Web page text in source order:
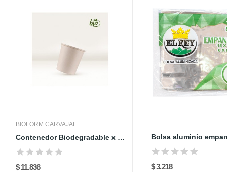
BIOFORM CARVAJAL
Contenedor Biodegradable x 25 und - BIOFORM
$ 11.836 $ 3.218